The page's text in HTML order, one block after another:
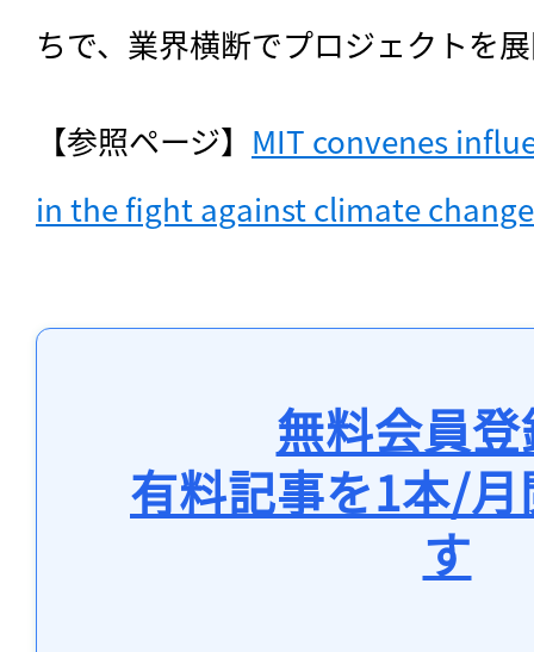
ちで、業界横断でプロジェクトを
【参照ページ】 MIT convenes
in the fight against climate change
無料会員
有料記事を1本/
す